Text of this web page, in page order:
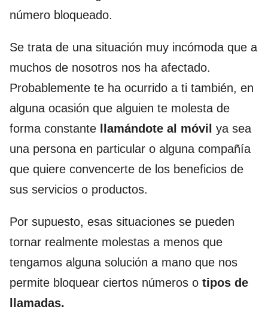
número bloqueado.
Se trata de una situación muy incómoda que a
muchos de nosotros nos ha afectado.
Probablemente te ha ocurrido a ti también, en
alguna ocasión que alguien te molesta de
forma constante
llamándote al móvil ya sea
una persona en particular o alguna compañía
que quiere convencerte de los beneficios de
sus servicios o productos.
Por supuesto, esas situaciones se pueden
tornar realmente molestas a menos que
tengamos alguna solución a mano que nos
permite bloquear ciertos números o tipos de
llamadas.